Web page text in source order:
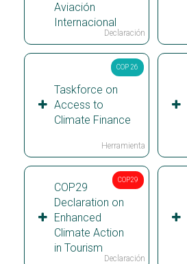
Declaración
Aviación
Internacional
COP 26
Herramienta
Taskforce on
Access to
Climate Finance
COP29
Declaración
COP29
Declaration on
Enhanced
Climate Action
in Tourism